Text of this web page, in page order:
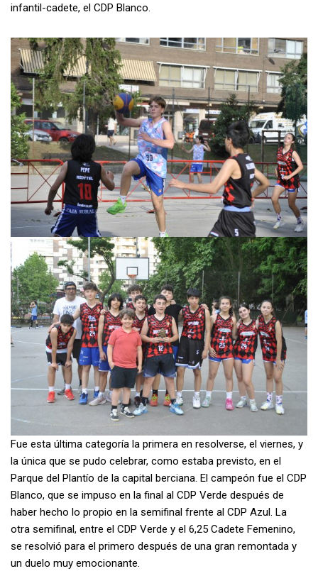
infantil-cadete, el CDP Blanco.
Fue esta última categoría la primera en resolverse, el viernes, y
la única que se pudo celebrar, como estaba previsto, en el
Parque del Plantío de la capital berciana. El campeón fue el CDP
Blanco, que se impuso en la final al CDP Verde después de
haber hecho lo propio en la semifinal frente al CDP Azul. La
otra semifinal, entre el CDP Verde y el 6,25 Cadete Femenino,
se resolvió para el primero después de una gran remontada y
un duelo muy emocionante.